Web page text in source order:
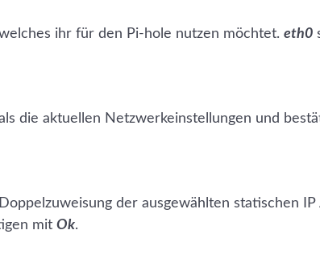
ihr für den Pi-hole nutzen möchtet. eth0
die aktuellen Netzwerkeinstellungen und
der ausgewählten statischen
mit Ok.